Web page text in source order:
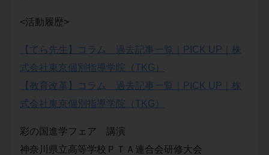
<活動履歴>
【てら先生】コラム 過去記事一覧｜PICK UP｜株
式会社東京個別指導学院（TKG）
【教育改革】コラム 過去記事一覧｜PICK UP｜株
式会社東京個別指導学院（TKG）
彩の国進学フェア 講演
神奈川県立高等学校ＰＴＡ連合会研修大会